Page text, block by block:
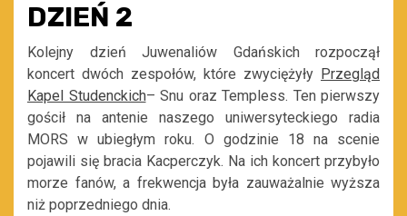
DZIEŃ 2
Kolejny dzień Juwenaliów Gdańskich rozpoczął
koncert dwóch zespołów, które zwyciężyły Przegląd
Kapel Studenckich– Snu oraz Templess. Ten pierwszy
gościł na antenie naszego uniwersyteckiego radia
MORS w ubiegłym roku. O godzinie 18 na scenie
pojawili się bracia Kacperczyk. Na ich koncert przybyło
morze fanów, a frekwencja była zauważalnie wyższa
niż poprzedniego dnia.